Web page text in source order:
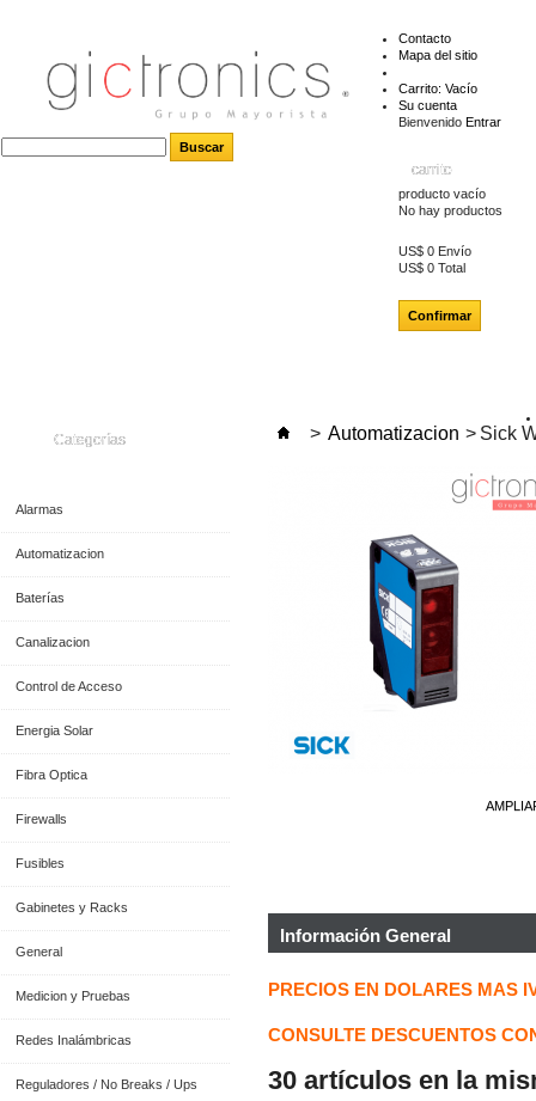
Contacto
Mapa del sitio
Carrito: Vacío
Su cuenta
Bienvenido Entrar
carrito
producto vacío
No hay productos
US$ 0 Envío
US$ 0 Total
Confirmar
Categorías
Alarmas
Automatizacion
Baterías
Canalizacion
Control de Acceso
Energia Solar
Fibra Optica
Firewalls
Fusibles
Gabinetes y Racks
General
Medicion y Pruebas
Redes Inalámbricas
Reguladores / No Breaks / Ups
> Automatizacion > Sick
Información General
PRECIOS EN DOLARES MAS
CONSULTE DESCUENTOS
30 artículos en la